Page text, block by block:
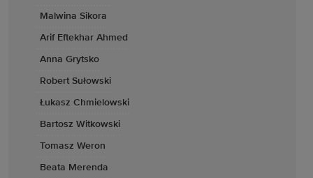
Malwina Sikora
Arif Eftekhar Ahmed
Anna Grytsko
Robert Sułowski
Łukasz Chmielowski
Bartosz Witkowski
Tomasz Weron
Beata Merenda